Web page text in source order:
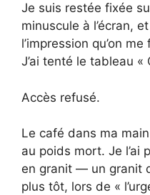
Je suis restée fixée
minuscule à l’écran,
l’impression qu’on
J’ai tenté le tableau
Accès refusé.
Le café dans ma
au poids mort. Je l’ai
en granit — un granit
plus tôt, lors de «